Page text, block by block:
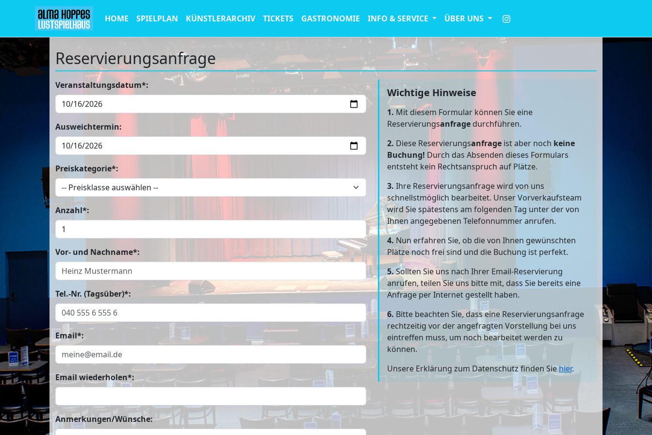
HOME SPIELPLAN KÜNSTLERARCHIV TICKETS GASTRONOMIE INFO & SERVICE ÜBER UNS
Reservierungsanfrage
Veranstaltungsdatum*:
Ausweichtermin:
Preiskategorie*:
Anzahl*:
Vor- und Nachname*:
Tel.-Nr. (Tagsüber)*:
Email*:
Email wiederholen*:
Anmerkungen/Wünsche:
Wichtige Hinweise
1. Mit diesem Formular können Sie eine
Reservierungsanfrage durchführen.
2. Diese Reservierungsanfrage ist aber noch keine
Buchung! Durch das Absenden dieses Formulars
entsteht kein Rechtsanspruch auf Plätze.
3. Ihre Reservierungsanfrage wird von uns
schnellstmöglich bearbeitet. Unser Vorverkaufsteam
wird Sie spätestens am folgenden Tag unter der von
Ihnen angegebenen Telefonnummer anrufen.
4. Nun erfahren Sie, ob die von Ihnen gewünschten
Plätze noch frei sind und die Buchung ist perfekt.
5.Sollten Sie uns nach Ihrer Email-Reservierung
anrufen, teilen Sie uns bitte mit, dass Sie bereits eine
Anfrage per Internet gestellt haben.
6. Bitte beachten Sie, dass eine Reservierungsanfrage
rechtzeitig vor der angefragten Vorstellung bei uns
eintreffen muss, um noch bearbeitet werden zu
können.
Unsere Erklärung zum Datenschutz finden Siehier.